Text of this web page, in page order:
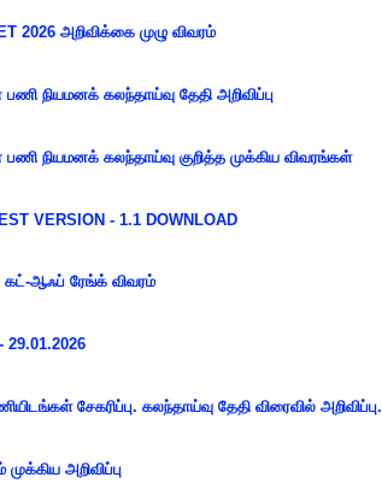
2026 அறிவிக்கை முழு விவரம்
நியமனக் கலந்தாய்வு தேதி அறிவிப்பு
பணி நியமனக் கலந்தாய்வு குறித்த முக்கிய விவரங்கள்
VERSION - 1.1 DOWNLOAD
கட்-ஆஃப் ரேங்க் விவரம்
29.01.2026
சேகரிப்பு. கலந்தாய்வு தேதி விரைவில் அறிவிப்பு.
அறிவிப்பு